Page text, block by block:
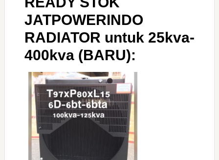
JATPOWERINDO
RADIATOR untuk 25kva-
400kva (BARU):